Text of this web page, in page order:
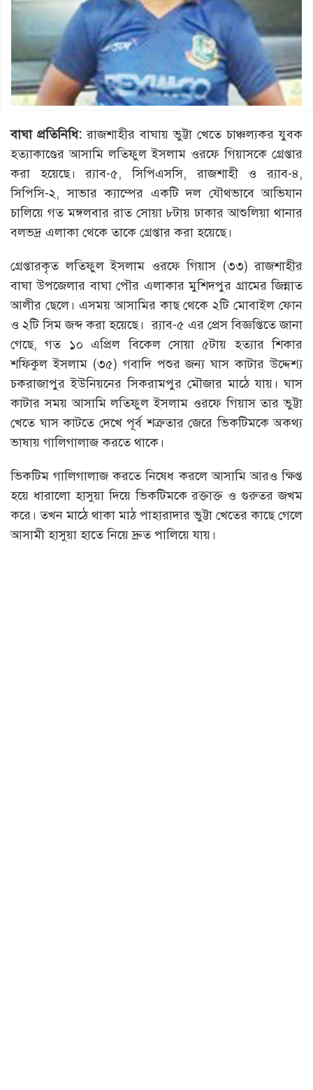
বাঘা প্রতিনিধি: রাজশাহীর বাঘায় ভুট্টা খেতে চাঞ্চল্যকর যুবক
হত্যাকাণ্ডের আসামি লতিফুল ইসলাম ওরফে গিয়াসকে গ্রেপ্তার
করা হয়েছে। র‌্যাব-৫, সিপিএসসি, রাজশাহী ও র‌্যাব-৪,
সিপিসি-২, সাভার ক্যাম্পের একটি দল যৌথভাবে আভিযান
চালিয়ে গত মঙ্গলবার রাত সোয়া ৮টায় ঢাকার আশুলিয়া থানার
বলভদ্র এলাকা থেকে তাকে গ্রেপ্তার করা হয়েছে।
গ্রেপ্তারকৃত লতিফুল ইসলাম ওরফে গিয়াস (৩৩) রাজশাহীর
বাঘা উপজেলার বাঘা পৌর এলাকার মুশিদপুর গ্রামের জিন্নাত
আলীর ছেলে। এসময় আসামির কাছ থেকে ২টি মোবাইল ফোন
ও ২টি সিম জব্দ করা হয়েছে। র‌্যাব-৫ এর প্রেস বিজ্ঞপ্তিতে জানা
গেছে, গত ১০ এপ্রিল বিকেল সোয়া ৫টায় হত্যার শিকার
শফিকুল ইসলাম (৩৫) গবাদি পশুর জন্য ঘাস কাটার উদ্দেশ্য
চকরাজাপুর ইউনিয়নের সিকরামপুর মৌজার মাঠে যায়। ঘাস
কাটার সময় আসামি লতিফুল ইসলাম ওরফে গিয়াস তার ভুট্টা
খেতে ঘাস কাটতে দেখে পূর্ব শত্রুতার জেরে ভিকটিমকে অকথ্য
ভাষায় গালিগালাজ করতে থাকে।
ভিকটিম গালিগালাজ করতে নিষেধ করলে আসামি আরও ক্ষিপ্ত
হয়ে ধারালো হাসুয়া দিয়ে ভিকটিমকে রক্তাক্ত ও গুরুতর জখম
করে। তখন মাঠে থাকা মাঠ পাহারাদার ভুট্টা খেতের কাছে গেলে
আসামী হাসুয়া হাতে নিয়ে দ্রুত পালিয়ে যায়।